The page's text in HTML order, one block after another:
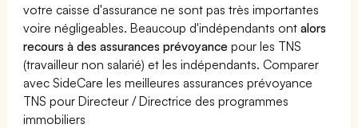
votre caisse d'assurance ne sont pas très importantes
voire négligeables. Beaucoup d'indépendants ontalors
recours à des assurances prévoyance pour les TNS
(travailleur non salarié) et les indépendants. Comparer
avec SideCare les meilleures assurances prévoyance
TNS pour Directeur / Directrice des programmes
immobiliers